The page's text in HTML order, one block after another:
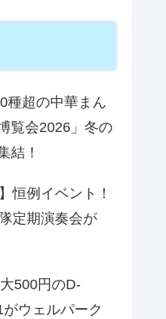
種超の中華まん
覧会2026」冬の
結！
恒例イベント！
定期演奏会が
500円のD-
ウェルパーク